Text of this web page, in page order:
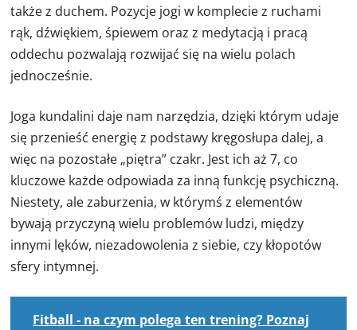
także z duchem. Pozycje jogi w komplecie z ruchami
rąk, dźwiękiem, śpiewem oraz z medytacją i pracą
oddechu pozwalają rozwijać się na wielu polach
jednocześnie.
Joga kundalini daje nam narzędzia, dzięki którym udaje
się przenieść energię z podstawy kręgosłupa dalej, a
więc na pozostałe „piętra” czakr. Jest ich aż 7, co
kluczowe każde odpowiada za inną funkcję psychiczną.
Niestety, ale zaburzenia, w którymś z elementów
bywają przyczyną wielu problemów ludzi, między
innymi lęków, niezadowolenia z siebie, czy kłopotów
sfery intymnej.
Fitball - na czym polega ten trening? Poznaj